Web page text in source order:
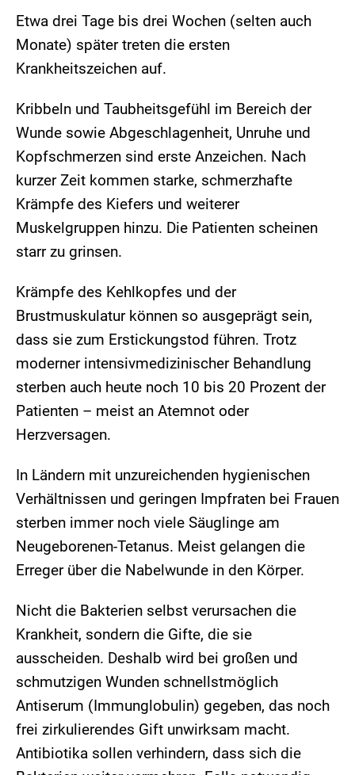
Etwa drei Tage bis drei Wochen (selten auch
Monate) später treten die ersten
Krankheitszeichen auf.
Kribbeln und Taubheitsgefühl im Bereich der
Wunde sowie Abgeschlagenheit, Unruhe und
Kopfschmerzen sind erste Anzeichen. Nach
kurzer Zeit kommen starke, schmerzhafte
Krämpfe des Kiefers und weiterer
Muskelgruppen hinzu. Die Patienten scheinen
starr zu grinsen.
Krämpfe des Kehlkopfes und der
Brustmuskulatur können so ausgeprägt sein,
dass sie zum Erstickungstod führen. Trotz
moderner intensivmedizinischer Behandlung
sterben auch heute noch 10 bis 20 Prozent der
Patienten – meist an Atemnot oder
Herzversagen.
In Ländern mit unzureichenden hygienischen
Verhältnissen und geringen Impfraten bei Frauen
sterben immer noch viele Säuglinge am
Neugeborenen-Tetanus. Meist gelangen die
Erreger über die Nabelwunde in den Körper.
Nicht die Bakterien selbst verursachen die
Krankheit, sondern die Gifte, die sie
ausscheiden. Deshalb wird bei großen und
schmutzigen Wunden schnellstmöglich
Antiserum (Immunglobulin) gegeben, das noch
frei zirkulierendes Gift unwirksam macht.
Antibiotika sollen verhindern, dass sich die